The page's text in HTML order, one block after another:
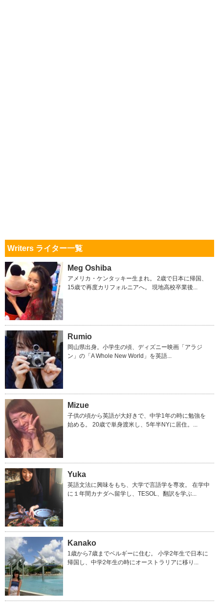
Writers ライター一覧
Meg Oshiba
アメリカ・ケンタッキー生まれ。 2歳で日本に帰国、
15歳で再度カリフォルニアへ。 現地高校卒業後...
Rumio
岡山県出身。小学生の頃、ディズニー映画「アラジ
ン」の「A Whole New World」を英語...
Mizue
子供の頃から英語が大好きで、中学1年の時に勉強を
始める。 20歳で単身渡米し、5年半NYに居住。...
Yuka
英語文法に興味をもち、大学で言語学を専攻。 在学中
に１年間カナダへ留学し、TESOL、翻訳を学ぶ...
Kanako
1歳から7歳までベルギーに住む。 小学2年生で日本に
帰国し、中学2年生の時にオーストラリアに移り...